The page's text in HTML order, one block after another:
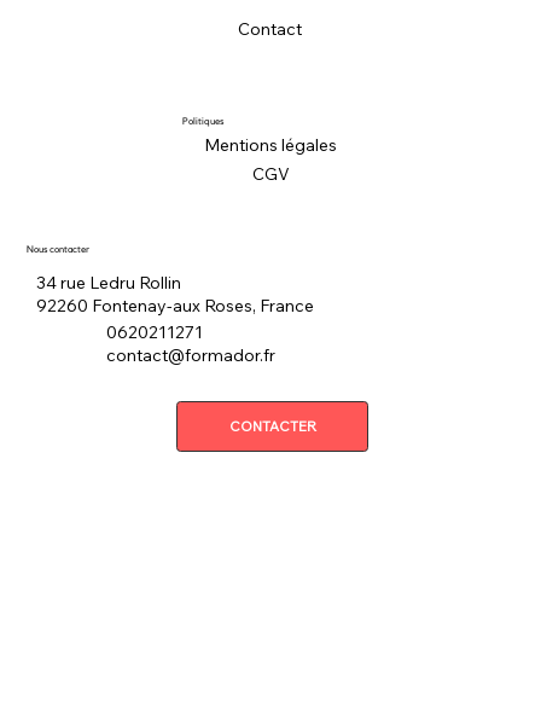
Politiques
Mentions légales
CGV
Nous contacter
34 rue Ledru Rollin
92260 Fontenay-aux Roses, France
0620211271
contact@formador.fr
CONTACTER
Contact